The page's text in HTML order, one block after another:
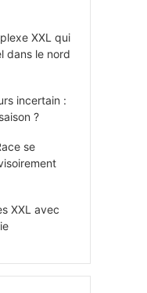
XXL qui
dans le nord
incertain :
?
se
XXL avec